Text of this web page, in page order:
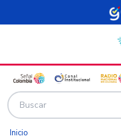
Pasar al contenido principal
Inicio